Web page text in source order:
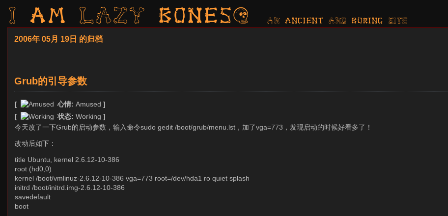
I am LAZY bones? AN ancient AND boring SITE
2006年 05月 19日 的归档
Grub的引导参数
[ 心情: Amused]
[
状态: Working]
今天改了一下Grub的启动参数，输入命令sudo gedit /boot/grub/menu.lst，加了vga=773，发现启动的时候好看多了！
改动后如下：
title Ubuntu, kernel 2.6.12-10-386
root (hd0,0)
kernel /boot/vmlinuz-2.6.12-10-386 vga=773 root=/dev/hda1 ro quiet splash
initrd /boot/initrd.img-2.6.12-10-386
savedefault
boot